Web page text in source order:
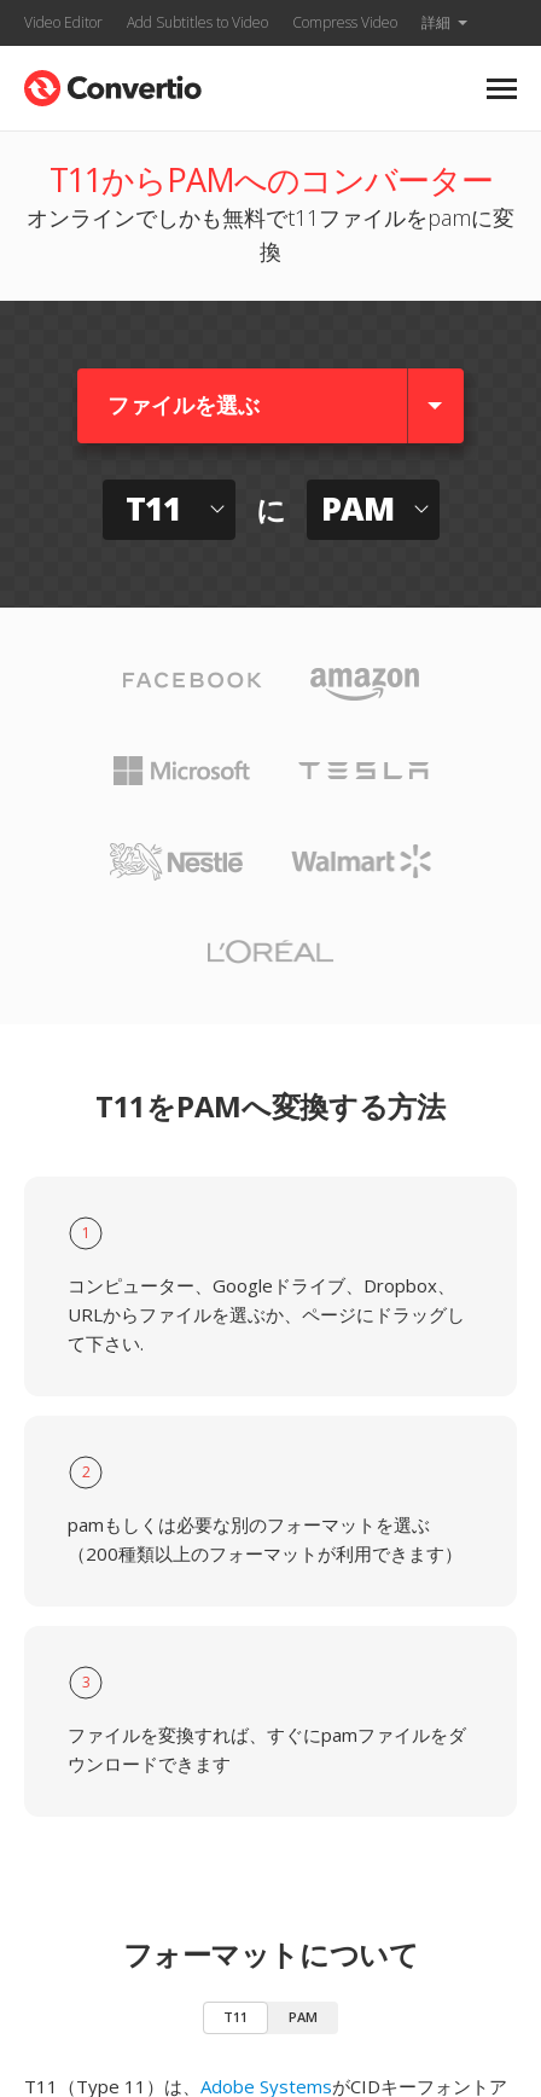
Video Editor Add Subtitles to Video Compress Video 詳細
T11からPAMへのコンバーター
オンラインでしかも無料でt11ファイルをpamに変
換
ファイルを選ぶ
T11 に PAM
T11をPAMへ変換する方法
1
コンピューター、Googleドライブ、Dropbox、
URLからファイルを選ぶか、ページにドラッグし
て下さい.
2
pamもしくは必要な別のフォーマットを選ぶ
（200種類以上のフォーマットが利用できます）
3
ファイルを変換すれば、すぐにpamファイルをダ
ウンロードできます
フォーマットについて
T11 PAM
T11（Type 11）は、 Adobe SystemsがCIDキーフォントア